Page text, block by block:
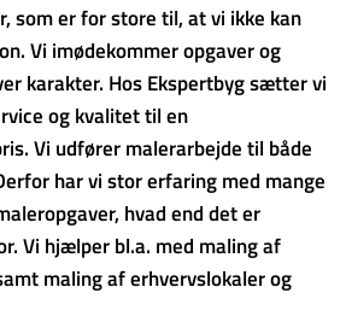
som er for store til, at vi ikke kan
Vi imødekommer opgaver og
karakter. Hos Ekspertbyg sætter vi
og kvalitet til en
Vi udfører malerarbejde til både
har vi stor erfaring med mange
hvad end det er
Vi hjælper bl.a. med maling af
maling af erhvervslokaler og